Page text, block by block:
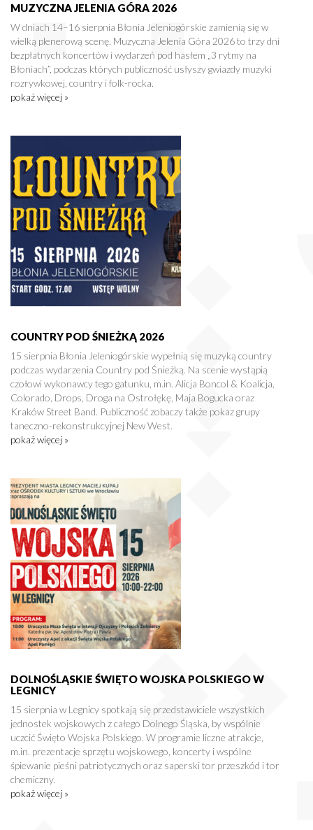
MUZYCZNA JELENIA GÓRA 2026
W dniach 14–16 sierpnia Błonia Jeleniogórskie zamienią się w
wielką plenerową scenę. Muzyczna Jelenia Góra 2026 to trzy dni
bezpłatnych koncertów i wydarzeń pod hasłem „3 rytmy na
Błoniach”, podczas których publiczność usłyszy gwiazdy muzyki
rozrywkowej, country i folk-rocka.
pokaż więcej »
COUNTRY POD ŚNIEŻKĄ 2026
15 sierpnia Błonia Jeleniogórskie wypełnią się muzyką country
podczas wydarzenia Country pod Śnieżką. Na scenie wystąpią
czołowi wykonawcy tego gatunku, m.in. Alicja Boncol & Koalicja,
Colorado, Drops, Droga na Ostrołękę, Maja Bogucka oraz
Kraków Street Band. Publiczność zobaczy także pokaz grupy
taneczno-rekonstrukcyjnej New West.
pokaż więcej »
DOLNOŚLĄSKIE ŚWIĘTO WOJSKA POLSKIEGO W
LEGNICY
15 sierpnia w Legnicy spotkają się przedstawiciele wszystkich
jednostek wojskowych z całego Dolnego Śląska, by wspólnie
uczcić Święto Wojska Polskiego. W programie liczne atrakcje,
m.in. prezentacje sprzętu wojskowego, koncerty i wspólne
śpiewanie pieśni patriotycznych oraz saperski tor przeszkód i tor
chemiczny.
pokaż więcej »